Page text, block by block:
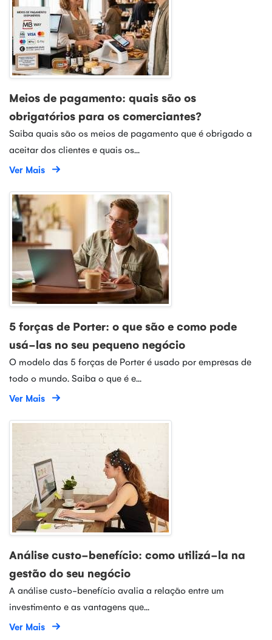
Meios de pagamento: quais são os
obrigatórios para os comerciantes?
Saiba quais são os meios de pagamento que é obrigado a
aceitar dos clientes e quais os...
Ver Mais
5 forças de Porter: o que são e como pode
usá-las no seu pequeno negócio
O modelo das 5 forças de Porter é usado por empresas de
todo o mundo. Saiba o que é e...
Ver Mais
Análise custo-benefício: como utilizá-la na
gestão do seu negócio
A análise custo-benefício avalia a relação entre um
investimento e as vantagens que...
Ver Mais